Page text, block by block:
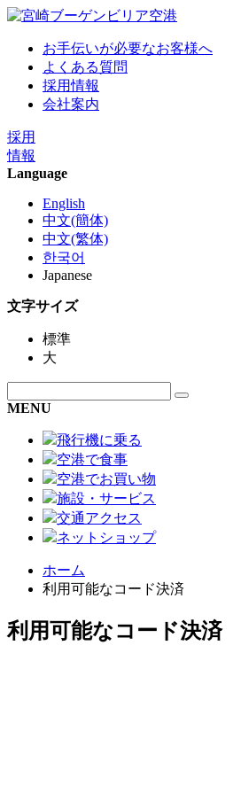
お手伝いが必要なお客様へ
よくある質問
採用情報
会社案内
採用
情報
Language
English
中文(簡体)
中文(繁体)
한국어
Japanese
文字サイズ
標準
大
MENU
飛行機に乗る
空港で食事
空港でお買い物
施設・サービス
交通アクセス
ネットショップ
ホーム
利用可能なコード決済
利用可能なコード決済